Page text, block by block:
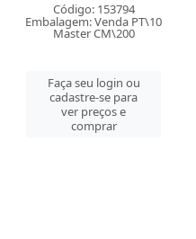
Código: 153794
Embalagem: Venda PT\10
Master CM\200
Faça seu login ou
cadastre-se para
ver preços e
comprar